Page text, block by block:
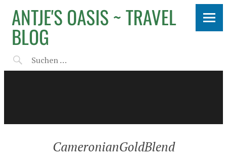
ANTJE'S OASIS ~ TRAVEL
BLOG
CameronianGoldBlend